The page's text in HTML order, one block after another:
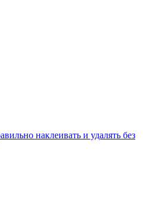
наклеивать и удалять без